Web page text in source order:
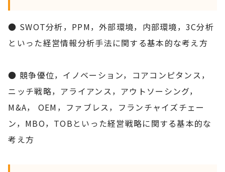
● SWOT分析，PPM，外部環境，内部環境，3C分析
といった経営情報分析手法に関する基本的な考え方
● 競争優位，イノベーション，コアコンピタンス，
ニッチ戦略，アライアンス，アウトソーシング，
M&A， OEM，ファブレス，フランチャイズチェー
ン，MBO，TOBといった経営戦略に関する基本的な
考え方